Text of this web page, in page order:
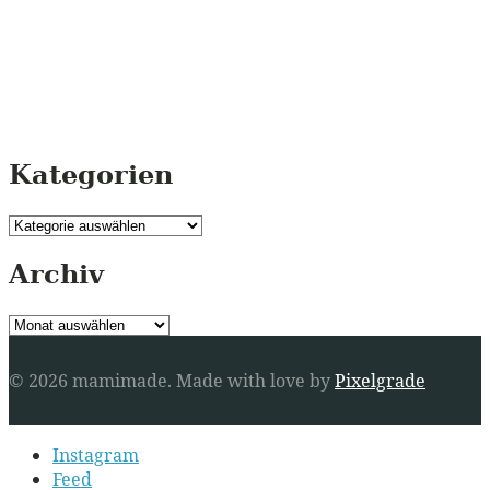
Kategorien
Kategorien
Archiv
Archiv
© 2026 mamimade. Made with love byPixelgrade
Secondary
navigationInstagram
Feed